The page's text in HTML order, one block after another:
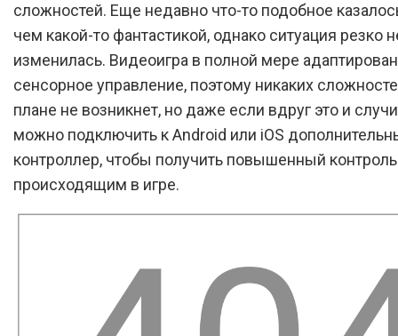
сложностей. Еще недавно что-то подобное
чем какой-то фантастикой, однако ситуация резко
изменилась. Видеоигра в полной мере
сенсорное управление, поэтому никаких
плане не возникнет, но даже если вдруг это и
можно подключить к Android или iOS
контроллер, чтобы получить повышенный
происходящим в игре.